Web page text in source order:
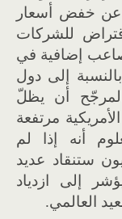
من الأوقات (خلال 2025) عن خفض أسعار
للشركات
إضافية في
إلى دول
أن يظلّ
مرتفعة
أنه إذا لم
ستنقاد عديد
إلى ازدياد
العالمي.